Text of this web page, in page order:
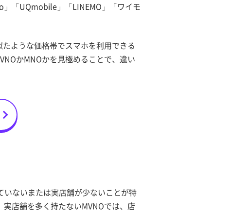
「UQmobile」「LINEMO」「ワイモ
ような価格帯でスマホを利用できる
かMNOかを見極めることで、違い
ないまたは実店舗が少ないことが特
店舗を多く持たないMVNOでは、店